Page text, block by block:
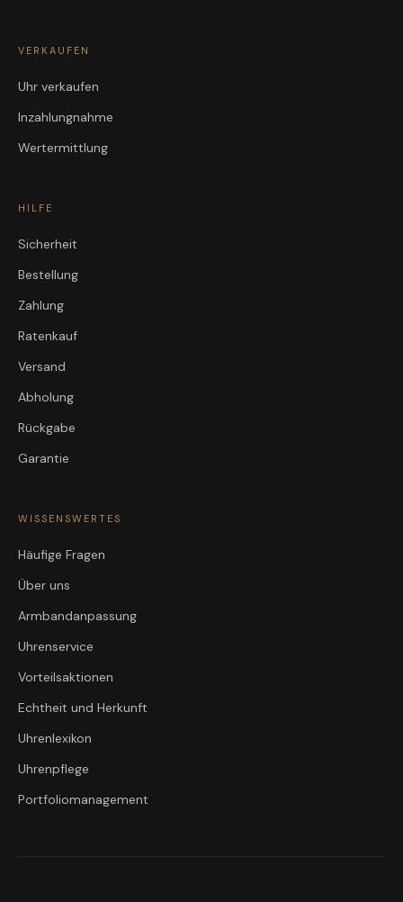
VERKAUFEN
Uhr verkaufen
Inzahlungnahme
Wertermittlung
HILFE
Sicherheit
Bestellung
Zahlung
Ratenkauf
Versand
Abholung
Rückgabe
Garantie
WISSENSWERTES
Häufige Fragen
Über uns
Armbandanpassung
Uhrenservice
Vorteilsaktionen
Echtheit und Herkunft
Uhrenlexikon
Uhrenpflege
Portfoliomanagement